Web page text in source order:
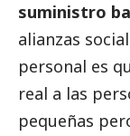
suministro
alianzas
personal es
real a las
pequeñas